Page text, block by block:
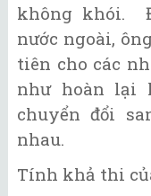
không khói.
nước ngoài,
tiên cho các
như hoàn lại
chuyển đổi
nhau.
Tính khả thi